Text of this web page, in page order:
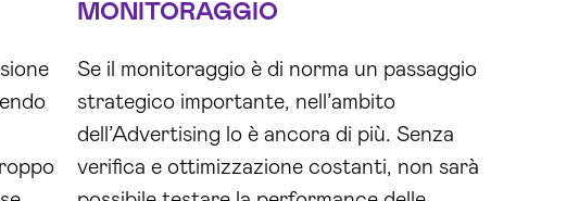
MONITORAGGIO
Se il monitoraggio è di norma un passaggio
strategico importante, nell’ambito
dell’Advertising lo è ancora di più. Senza
verifica e ottimizzazione costanti, non sarà